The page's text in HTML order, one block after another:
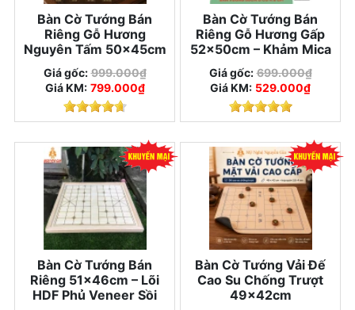
Bàn Cờ Tướng Bán
Riêng Gỗ Hương
Nguyên Tấm 50×45cm
Giá gốc: 999.000₫
Giá KM: 799.000₫
Bàn Cờ Tướng Bán
Riêng Gỗ Hương Gấp
52×50cm – Khảm Mica
Giá gốc: 699.000₫
Giá KM: 529.000₫
Bàn Cờ Tướng Bán
Riêng 51×46cm – Lõi
HDF Phủ Veneer Sồi
Bàn Cờ Tướng Vải Đế
Cao Su Chống Trượt
49x42cm